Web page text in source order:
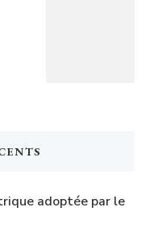
adoptée par le